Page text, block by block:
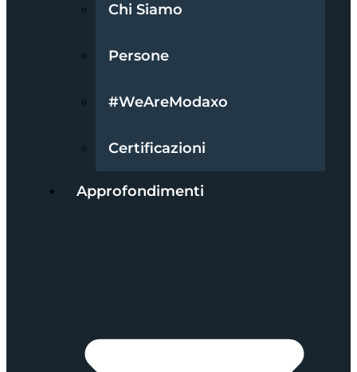
Chi Siamo
Persone
#WeAreModaxo
Certificazioni
Approfondimenti